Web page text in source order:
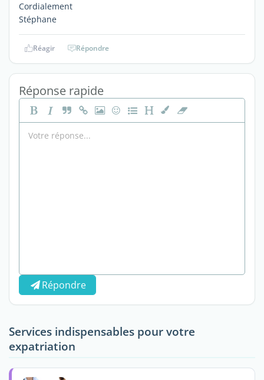
Cordialement
Stéphane
Réagir Répondre
Réponse rapide
Répondre
Services indispensables pour votre
expatriation